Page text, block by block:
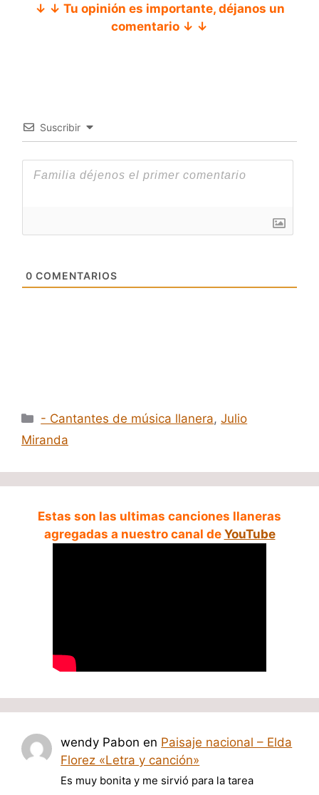
↓ ↓ Tu opinión es importante, déjanos un
comentario ↓ ↓
Suscribir
0 COMENTARIOS
Categorías
- Cantantes de música llanera,Julio
Miranda
Estas son las ultimas canciones llaneras
agregadas a nuestro canal de YouTube
wendy Pabon en Paisaje nacional – Elda
Florez «Letra y canción»
Es muy bonita y me sirvió para la tarea